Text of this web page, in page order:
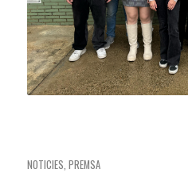
NOTICIES PREMSA